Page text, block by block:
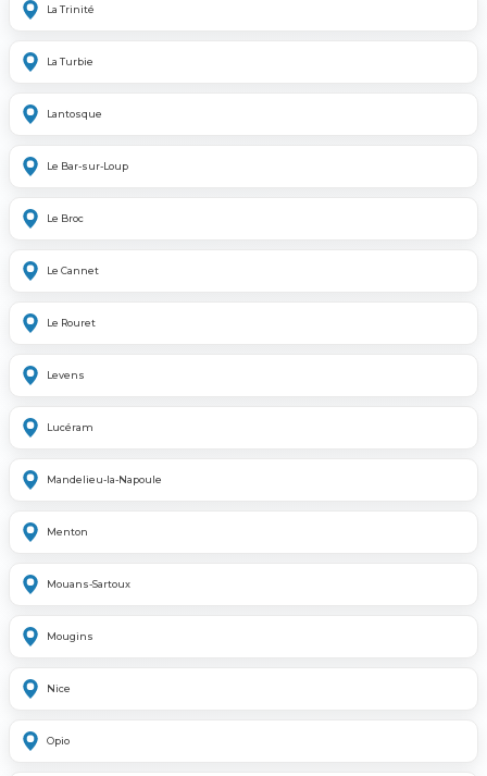
La Trinité
La Turbie
Lantosque
Le Bar-sur-Loup
Le Broc
Le Cannet
Le Rouret
Levens
Lucéram
Mandelieu-la-Napoule
Menton
Mouans-Sartoux
Mougins
Nice
Opio